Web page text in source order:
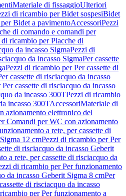
Materiale di fissaggioUlteriori
di ricambio per Bidet sospesiBidet
Bidet a pavimentoAccessoriPezzi
di comando e comandi per
di ricambio per Placche di
da incasso SigmaPezzi di
da incasso SigmaPer cassette
Pezzi di ricambio per Per cassette di
cassette di risciacquo da incasso
cassette di risciacquo da incasso
da incasso 300TPezzi di ricambio
incasso 300TAccessoriMateriale di
azionamento elettronico del
Comandi per WC con azionamento
a rete, per cassette di
12 cmPezzi di ricambio per Per
di risciacquo da incasso Geberit
a rete, per cassette di risciacquo da
di ricambio per Per funzionamento
da incasso Geberit Sigma 8 cmPer
di risciacquo da incasso
per Per funzionamento a